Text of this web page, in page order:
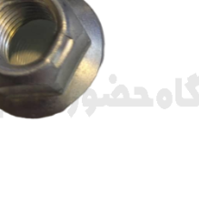
لوازم جانبی و
بلبرینگ ماشین
کاسه نمد ماشین